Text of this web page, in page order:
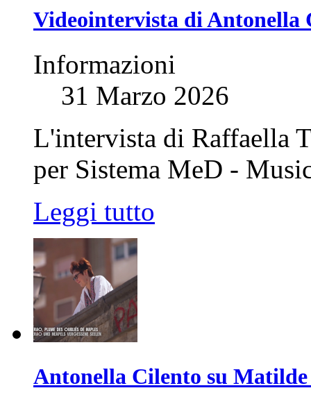
Videointervista di Antonella
Informazioni
31 Marzo 2026
L'intervista di Raffaella
per Sistema MeD -
Leggi tutto
Antonella Cilento su